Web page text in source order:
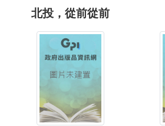
北投，從前從前